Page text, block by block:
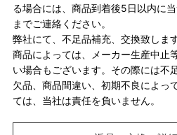
る場合には、商品到着後5日以内に
までご連絡ください。
弊社にて、不足品補充、交換致します
商品によっては、メーカー生産中止
い場合もございます。その際には不
欠品、商品間違い、初期不良によっ
ては、当社は責任を負いません。